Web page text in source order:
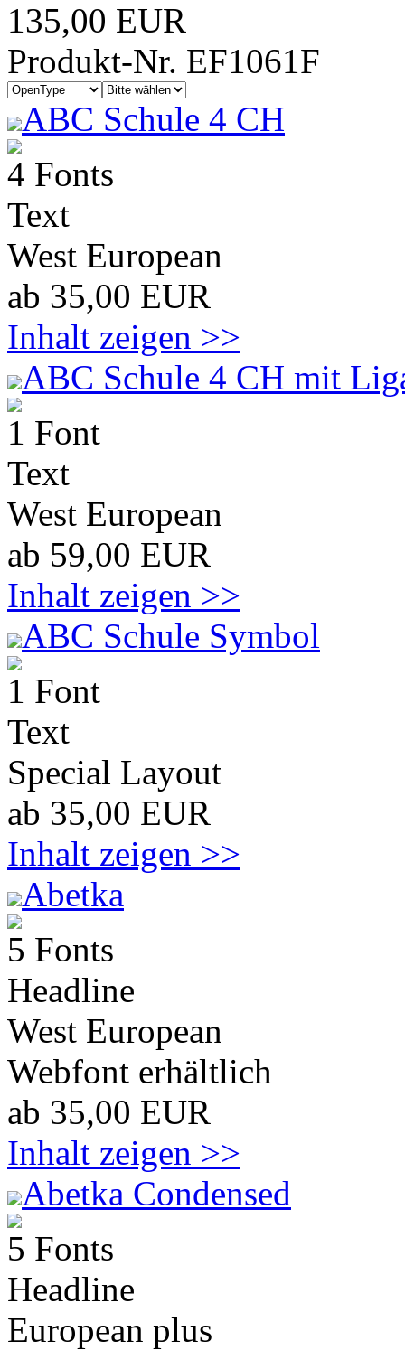
135,00 EUR
Produkt-Nr. EF1061F
ABC Schule 4 CH
4 Fonts
Text
West European
ab 35,00 EUR
Inhalt zeigen >>
ABC Schule 4 CH mit
1 Font
Text
West European
ab 59,00 EUR
Inhalt zeigen >>
ABC Schule Symbol
1 Font
Text
Special Layout
ab 35,00 EUR
Inhalt zeigen >>
Abetka
5 Fonts
Headline
West European
Webfont erhältlich
ab 35,00 EUR
Inhalt zeigen >>
Abetka Condensed
5 Fonts
Headline
European plus